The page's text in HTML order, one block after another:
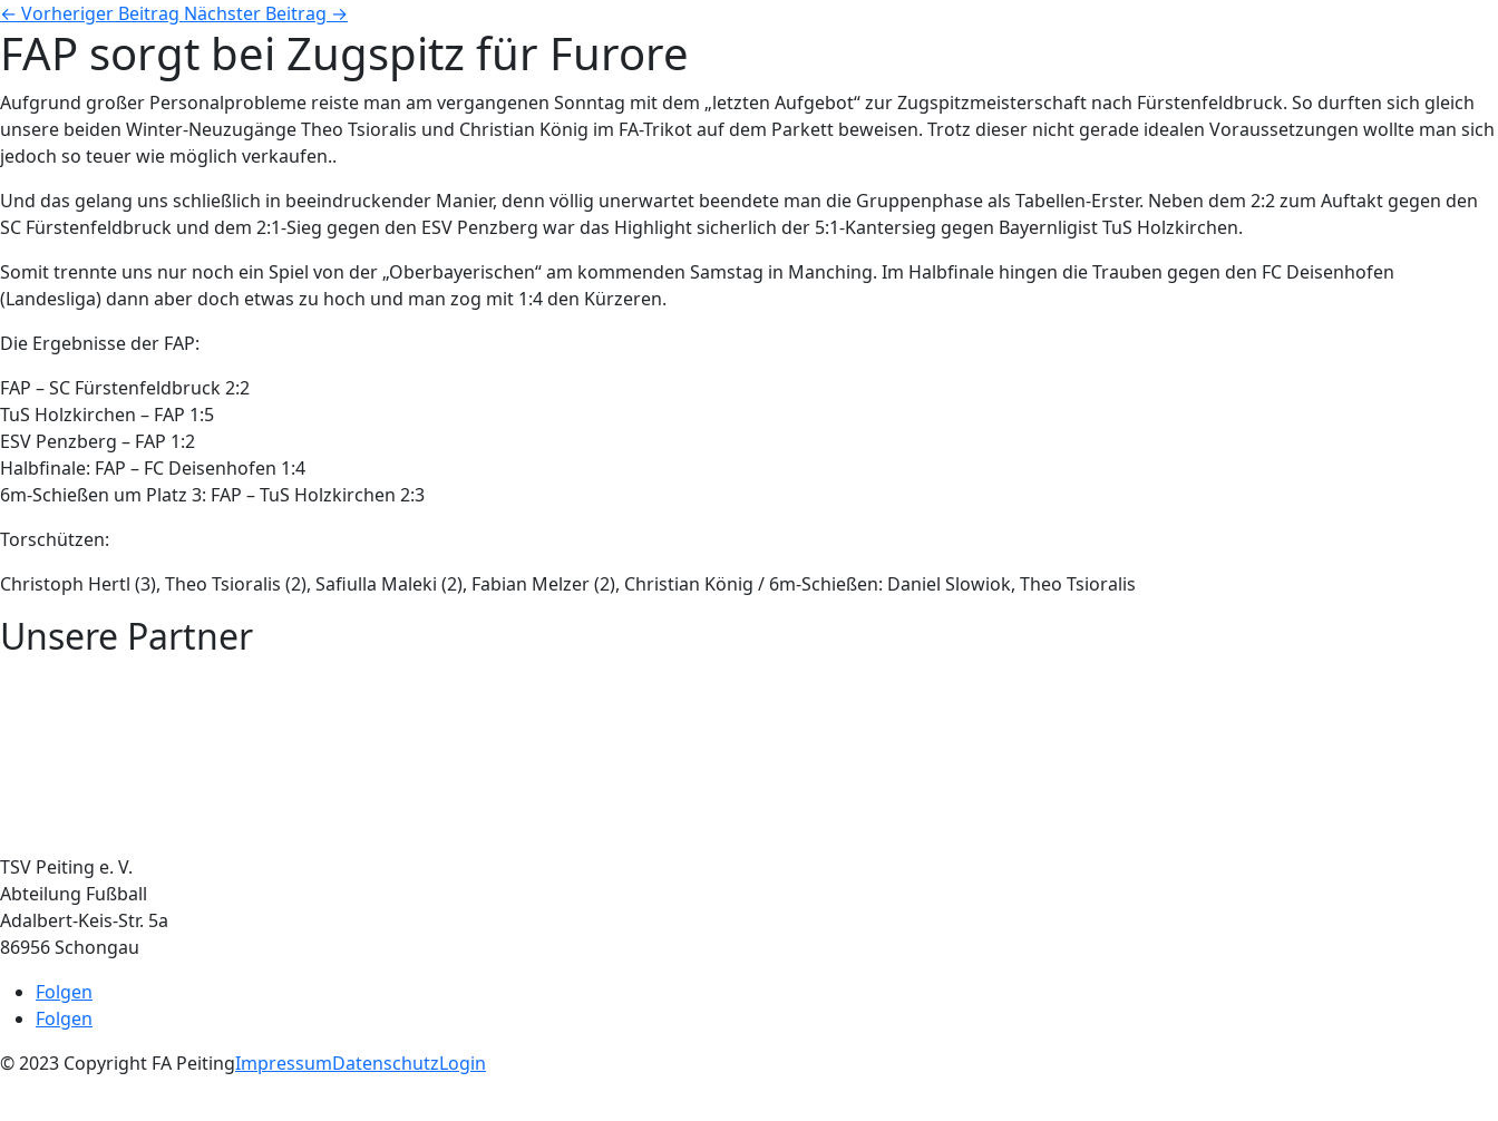
← Vorheriger Beitrag Nächster Beitrag →
FAP sorgt bei Zugspitz für Furore
Aufgrund großer Personalprobleme reiste man am vergangenen Sonntag mit dem „letzten Aufgebot“ zur Zugspitzmeisterschaft nach Fürstenfeldbruck. So durften sich gleich
unsere beiden Winter-Neuzugänge Theo Tsioralis und Christian König im FA-Trikot auf dem Parkett beweisen. Trotz dieser nicht gerade idealen Voraussetzungen wollte man sich
jedoch so teuer wie möglich verkaufen..
Und das gelang uns schließlich in beeindruckender Manier, denn völlig unerwartet beendete man die Gruppenphase als Tabellen-Erster. Neben dem 2:2 zum Auftakt gegen den
SC Fürstenfeldbruck und dem 2:1-Sieg gegen den ESV Penzberg war das Highlight sicherlich der 5:1-Kantersieg gegen Bayernligist TuS Holzkirchen.
Somit trennte uns nur noch ein Spiel von der „Oberbayerischen“ am kommenden Samstag in Manching. Im Halbfinale hingen die Trauben gegen den FC Deisenhofen
(Landesliga) dann aber doch etwas zu hoch und man zog mit 1:4 den Kürzeren.
Die Ergebnisse der FAP:
FAP – SC Fürstenfeldbruck 2:2
TuS Holzkirchen – FAP 1:5
ESV Penzberg – FAP 1:2
Halbfinale: FAP – FC Deisenhofen 1:4
6m-Schießen um Platz 3: FAP – TuS Holzkirchen 2:3
Torschützen:
Christoph Hertl (3), Theo Tsioralis (2), Safiulla Maleki (2), Fabian Melzer (2), Christian König / 6m-Schießen: Daniel Slowiok, Theo Tsioralis
Unsere Partner
TSV Peiting e. V.
Abteilung Fußball
Adalbert-Keis-Str. 5a
86956 Schongau
Folgen
Folgen
© 2023 Copyright FA PeitingImpressumDatenschutzLogin